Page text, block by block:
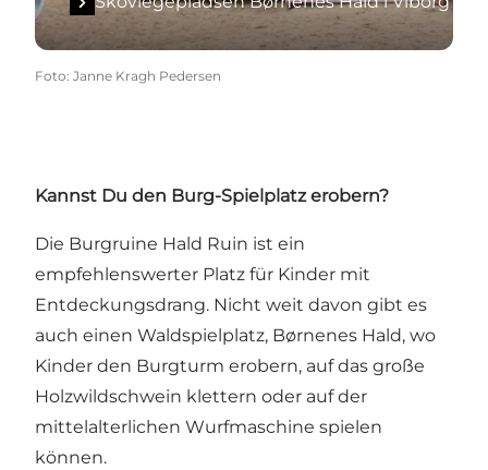
Foto: Janne Kragh Pedersen
Kannst Du den Burg-Spielplatz erobern?
Die Burgruine Hald Ruin ist ein
empfehlenswerter Platz für Kinder mit
Entdeckungsdrang. Nicht weit davon gibt es
auch einen Waldspielplatz, Børnenes Hald, wo
Kinder den Burgturm erobern, auf das große
Holzwildschwein klettern oder auf der
mittelalterlichen Wurfmaschine spielen
können.